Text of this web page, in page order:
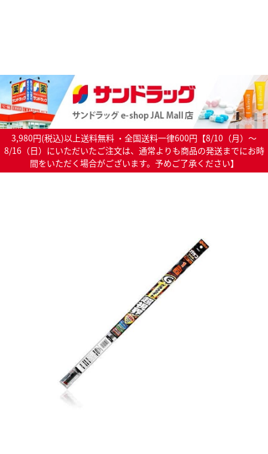
3,980円(税込)以上送料無料 ・全国送料一律600円【8/10（月）～
8/16（日）にいただいたご注文は、通常よりも商品の発送までにお時
間をいただく場合がございます。予めご了承ください】